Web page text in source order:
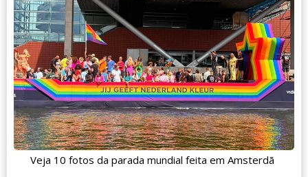
Veja 10 fotos da parada mundial feita em Amsterdã